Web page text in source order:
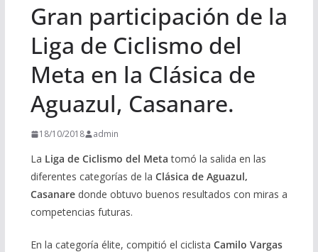
Gran participación de la
Liga de Ciclismo del
Meta en la Clásica de
Aguazul, Casanare.
18/10/2018 admin
La Liga de Ciclismo del Meta tomó la salida en las
diferentes categorías de la Clásica de Aguazul,
Casanaredonde obtuvo buenos resultados con miras a
competencias futuras.
En la categoría élite, compitió el ciclista Camilo Vargas